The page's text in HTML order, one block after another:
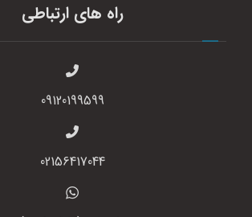
راه های ارتباطی
09120199599
02156417044